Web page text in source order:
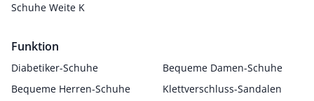
Schuhe Weite K
Funktion
Diabetiker-Schuhe
Bequeme Damen-Schuhe
Bequeme Herren-Schuhe
Klettverschluss-Sandalen